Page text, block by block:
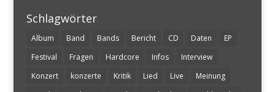
Schlagwörter
Album Band Bands Bericht CD Daten
EP
Festival
Fragen Hardcore Infos
Interview
Konzert
konzerte Kritik Lied Live
Meinung